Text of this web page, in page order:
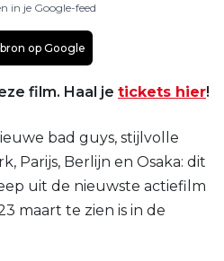
in je Google-feed
op Google
film. Haal je tickets hier!
bad guys, stijlvolle
Parijs, Berlijn en Osaka: dit
uit de nieuwste actiefilm
maart te zien is in de